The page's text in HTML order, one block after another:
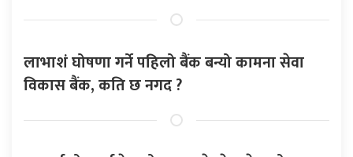
लाभाशं घोषणा गर्ने पहिलो बैंक बन्यो कामना सेवा
विकास बैंक, कति छ नगद ?